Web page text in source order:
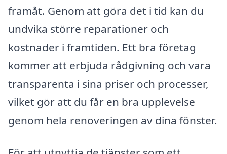
framåt. Genom att göra det i tid kan du
undvika större reparationer och
kostnader i framtiden. Ett bra företag
kommer att erbjuda rådgivning och vara
transparenta i sina priser och processer,
vilket gör att du får en bra upplevelse
genom hela renoveringen av dina fönster.